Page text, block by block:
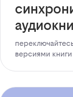
версиями